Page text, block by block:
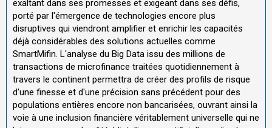
exaltant dans ses promesses et exigeant dans ses défis,
porté par l'émergence de technologies encore plus
disruptives qui viendront amplifier et enrichir les capacités
déjà considérables des solutions actuelles comme
SmartMifin. L'analyse du Big Data issu des millions de
transactions de microfinance traitées quotidiennement à
travers le continent permettra de créer des profils de risque
d'une finesse et d'une précision sans précédent pour des
populations entières encore non bancarisées, ouvrant ainsi la
voie à une inclusion financière véritablement universelle qui ne